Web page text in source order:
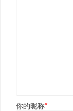
你的昵称*